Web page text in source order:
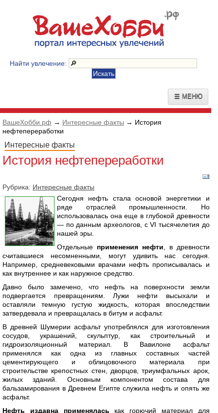
Найти увлечение:
☰ МЕНЮ
ВашеХобби.рф → Интересные факты → История
нефтепереработки
Интересные факты
История нефтепереработки
Рубрика: Интересные факты
Сегодня нефть стала основой энергетики и
ряде отраслей промышленности. Но
использовалась она еще в глубокой древности
— по данным археологов, с VI тысячелетия до
нашей эры.
Отдельные применения нефти , в древности
считавшиеся несомненными, могут удивить нас сегодня.
Например, средневековыми врачами нефть прописывалась и
как внутреннее и как наружное средство.
Давно было замечено, что нефть на поверхности земли
подвергается превращениям. Лужи нефти высыхали и
оставляли темную густую жидкость, которая впоследствии
затвердевала и превращалась в битум и асфальт.
В древней Шумерии асфальт употреблялся для изготовления
сосудов, украшений, скульптур, как строительный и
гидроизоляционный материал. В Вавилоне асфальт
применялся как одна из главных составных частей
цементирующего и облицовочного материала при
строительстве крепостных стен, дворцов, триумфальных арок,
жилых зданий. Основным компонентом состава для
бальзамирования в Древнем Египте служила нефть и опять же
асфальт.
Нефть издавна применялась как горючий материал для